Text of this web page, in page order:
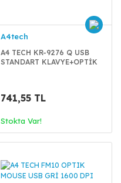
A4tech
A4 TECH KR-9276 Q USB
STANDART KLAVYE+OPTİK
741,55 TL
Stokta Var!